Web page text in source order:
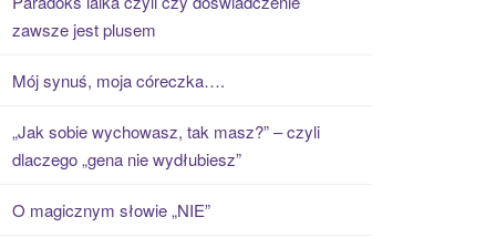
zawsze jest plusem
Mój synuś, moja córeczka….
„Jak sobie wychowasz, tak masz?” – czyli
dlaczego „gena nie wydłubiesz”
O magicznym słowie „NIE”